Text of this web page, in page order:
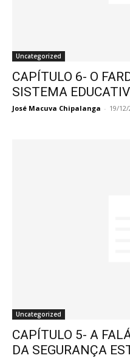
Uncategorized
CAPÍTULO 6- O
SISTEMA
José Macuva Chipalanga - 19/
Uncategorized
CAPÍTULO 5- A
DA SEGURANÇA